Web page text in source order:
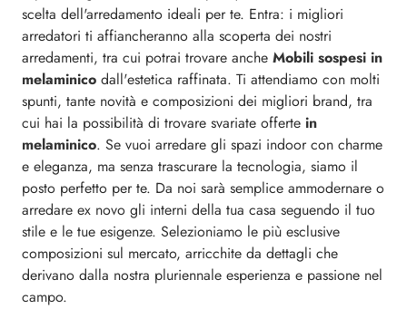
scelta dell'arredamento ideali per te. Entra: i migliori
arredatori ti affiancheranno alla scoperta dei nostri
arredamenti, tra cui potrai trovare anche Mobili sospesi in
melaminico dall'estetica raffinata. Ti attendiamo con molti
spunti, tante novità e composizioni dei migliori brand, tra
cui hai la possibilità di trovare svariate offerte in
melaminico. Se vuoi arredare gli spazi indoor con charme
e eleganza, ma senza trascurare la tecnologia, siamo il
posto perfetto per te. Da noi sarà semplice ammodernare o
arredare ex novo gli interni della tua casa seguendo il tuo
stile e le tue esigenze. Selezioniamo le più esclusive
composizioni sul mercato, arricchite da dettagli che
derivano dalla nostra pluriennale esperienza e passione nel
campo.